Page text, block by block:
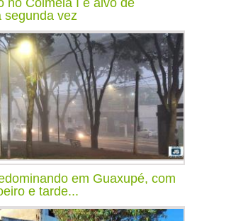
segunda vez
em Guaxupé, com
e tarde...